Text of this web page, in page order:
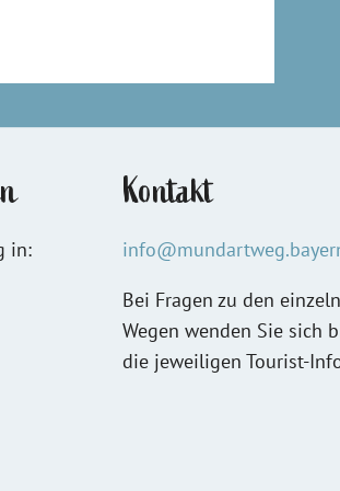
in:
Kontakt
Bei Fragen zu den
Wegen wenden Sie sich
die jeweiligen Tourist-